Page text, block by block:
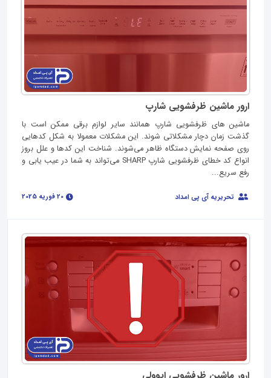
ارور ماشین ظرفشویی شارپ
ماشین‌ های ظرفشویی شارپ همانند سایر لوازم برقی ممکن است با
گذشت زمان دچار مشکلاتی شوند. این مشکلات معمولا به شکل کدهایی
روی صفحه نمایش دستگاه ظاهر می‌شوند. شناخت این کدها و علل بروز
انواع کد خطای ظرفشویی شارپ SHARP می‌تواند به شما در عیب‌ یابی و
رفع سریع‌...
تحریریه آی پی امداد